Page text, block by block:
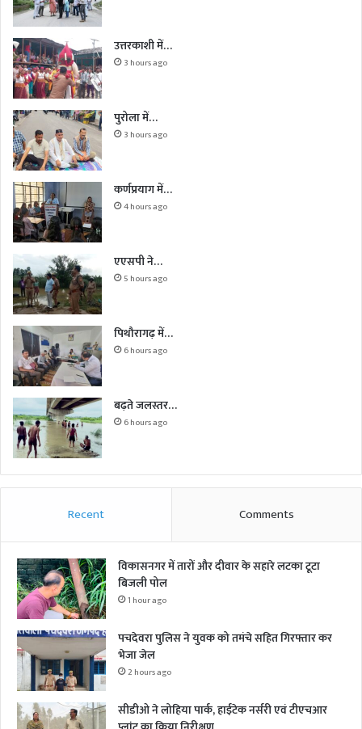
उत्तरकाशी में…
3 hours ago
पुरोला में…
3 hours ago
कर्णप्रयाग में…
4 hours ago
एएसपी ने…
5 hours ago
पिथौरागढ़ में…
6 hours ago
बढ़ते जलस्तर…
6 hours ago
Recent Comments
विकासनगर में तारों और दीवार के सहारे लटका टूटा
बिजली पोल
1 hour ago
पचदेवरा पुलिस ने युवक को तमंचे सहित गिरफ्तार कर
भेजा जेल
2 hours ago
सीडीओ ने लोहिया पार्क, हाईटेक नर्सरी एवं टीएचआर